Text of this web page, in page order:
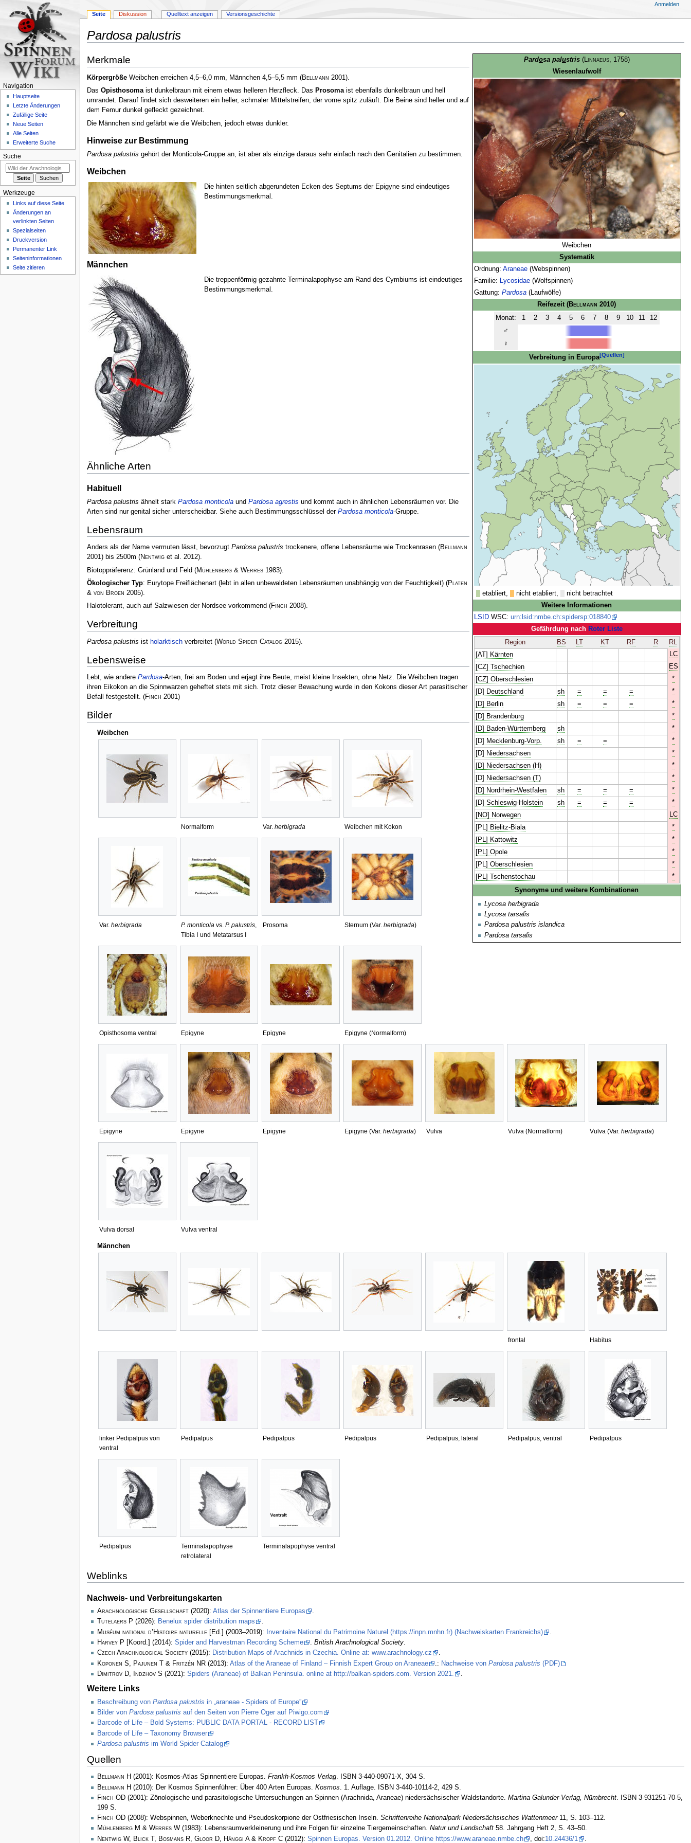
Pardosa palustris
Navigation
springen
Suche
springen
Pardosa palustris (Linnaeus, 1758)
Wiesenlaufwolf
Weibchen
Systematik
Ordnung: Araneae(Webspinnen)
Familie: Lycosidae(Wolfspinnen)
Gattung: Pardosa(Laufwölfe)
Reifezeit(Bellmann 2010)
Monat:
1 2 3 4 5 6 7 8 9 10 11
12
♂
♀
Verbreitung in Europa[Quellen]
etabliert, nicht etabliert,
nicht betrachtet
Weitere Informationen
LSIDWSC: urn:lsid:nmbe.ch:spidersp:018840
Gefährdung nach Roter Liste
Region
BS LT KT RF R
RL
[AT] Kärnten
LC
[CZ] Tschechien
ES
[CZ] Oberschlesien
*
[D] Deutschland
sh = = =
*
[D] Berlin
sh = = =
*
[D] Brandenburg
*
[D] Baden-Württemberg
sh
*
[D] Mecklenburg-Vorp.
sh = =
*
[D] Niedersachsen
*
[D] Niedersachsen (H)
*
[D] Niedersachsen (T)
*
[D] Nordrhein-Westfalen
sh = = =
*
[D] Schleswig-Holstein
sh = = =
*
[NO] Norwegen
LC
[PL] Bielitz-Biala
*
[PL] Kattowitz
*
[PL] Opole
*
[PL] Oberschlesien
*
[PL] Tschenstochau
*
Synonyme und weitere Kombinationen
Lycosa herbigrada
Lycosa tarsalis
Pardosa palustris islandica
Pardosa tarsalis
Merkmale
KörpergrößeWeibchen erreichen 4,5–6,0 mm, Männchen 4,5–5,5 mm (Bellmann 2001).
Das Opisthosomaist dunkelbraun mit einem etwas helleren Herzfleck. Das Prosomaist ebenfalls dunkelbraun und hell
umrandet. Darauf findet sich desweiteren ein heller, schmaler Mittelstreifen, der vorne spitz zuläuft. Die Beine sind heller und auf
dem Femur dunkel gefleckt gezeichnet.
Die Männchen sind gefärbt wie die Weibchen, jedoch etwas dunkler.
Hinweise zur Bestimmung
Pardosa palustris gehört der Monticola-Gruppe an, ist aber als einzige daraus sehr einfach nach den Genitalien zu bestimmen.
Weibchen
Die hinten seitlich abgerundeten Ecken des Septums der Epigyne sind eindeutiges
Bestimmungsmerkmal.
Männchen
Die treppenförmig gezahnte Terminalapophyse am Rand des Cymbiums ist eindeutiges
Bestimmungsmerkmal.
Ähnliche Arten
Habituell
Pardosa palustris ähnelt stark Pardosa monticolaund Pardosa agrestis und kommt auch in ähnlichen Lebensräumen vor. Die
Arten sind nur genital sicher unterscheidbar. Siehe auch Bestimmungsschlüssel der Pardosa monticola-Gruppe.
Lebensraum
Anders als der Name vermuten lässt, bevorzugt Pardosa palustris trockenere, offene Lebensräume wie Trockenrasen (Bellmann
2001)bis 2500m (Nentwiget al. 2012).
Biotoppräferenz: Grünland und Feld (Mühlenberg & Werres1983).
Ökologischer Typ: Eurytope Freiflächenart (lebt in allen unbewaldeten Lebensräumen unabhängig von der Feuchtigkeit) (Platen
& von Broen 2005).
Halotolerant, auch auf Salzwiesen der Nordsee vorkommend (Finch 2008).
Verbreitung
Pardosa palustris ist holarktischverbreitet (World Spider Catalog2015).
Lebensweise
Lebt, wie andere Pardosa-Arten, frei am Boden und erjagt ihre Beute, meist kleine Insekten, ohne Netz. Die Weibchen tragen
ihren Eikokon an die Spinnwarzen geheftet stets mit sich. Trotz dieser Bewachung wurde in den Kokons dieser Art parasitischer
Befall festgestellt. (Finch 2001)
Bilder
Weibchen
Normalform Var. herbigrada Weibchen mit Kokon
Var. herbigrada P. monticolavs. P. palustris,
Tibia Ⅰ und Metatarsus Ⅰ
Prosoma Sternum (Var. herbigrada)
Opisthosoma ventral Epigyne Epigyne Epigyne (Normalform)
Epigyne Epigyne Epigyne Epigyne (Var. herbigrada) Vulva Vulva (Normalform) Vulva (Var. herbigrada)
Vulva dorsal Vulva ventral
Männchen
frontal Habitus
linker Pedipalpus von
ventral
Pedipalpus Pedipalpus Pedipalpus Pedipalpus, lateral Pedipalpus, ventral Pedipalpus
Pedipalpus
Terminalapophyse
retrolateral
Terminalapophyse ventral
Weblinks
Nachweis- und Verbreitungskarten
Arachnologische Gesellschaft(2020): Atlas der Spinnentiere Europas
.
Tutelaers P (2026): Benelux spider distribution maps
.
Muséum national d’Histoire naturelle[Ed.] (2003–2019): Inventaire National du Patrimoine Naturel (https://inpn.mnhn.fr) (Nachweiskarten Frankreichs)
Harvey P [Koord.] (2014): Spider and Harvestman Recording Scheme . British Arachnological Society.
Czech Arachnological Society(2015): Distribution Maps of Arachnids in Czechia. Online at: www.arachnology.cz
.
Koponen S, Pajunen T & Fritzén NR(2013): Atlas of the Araneae of Finland – Finnish Expert Group on Araneae .: Nachweise von Pardosa palustris (PDF)
Dimitrov D, Indzhov S (2021): Spiders (Araneae) of Balkan Peninsula. online at http://balkan-spiders.com. Version 2021. .
Weitere Links
Beschreibung von Pardosa palustris in „araneae - Spiders of Europe”
Bilder von Pardosa palustris auf den Seiten von Pierre Oger auf Piwigo.com
Barcode of Life – Bold Systems: PUBLIC DATA PORTAL - RECORD LIST
Barcode of Life – Taxonomy Browser
Pardosa palustris im World Spider Catalog
Quellen
Bellmann H (2001): Kosmos-Atlas Spinnentiere Europas. Frankh-Kosmos Verlag. ISBN 3-440-09071-X, 304 S.
Bellmann H (2010): Der Kosmos Spinnenführer: Über 400 Arten Europas. Kosmos . 1. Auflage. ISBN 3-440-10114-2, 429 S.
Finch OD(2001): Zönologische und parasitologische Untersuchungen an Spinnen (Arachnida, Araneae) niedersächsischer Waldstandorte. Martina Galunder-Verlag, Nümbrecht. ISBN 3-931251-70-5,
199 S.
Finch OD(2008): Webspinnen, Weberknechte und Pseudoskorpione der Ostfriesischen Inseln. Schriftenreihe Nationalpark Niedersächsisches Wattenmeer11, S. 103–112.
Mühlenberg M & Werres W(1983): Lebensraumverkleinerung und ihre Folgen für einzelne Tiergemeinschaften. Natur und Landschaft58. Jahrgang Heft 2, S. 43–50.
Nentwig W, Blick T, Bosmans R, Gloor D, Hänggi A & Kropf C(2012): Spinnen Europas. Version 01.2012. Online https://www.araneae.nmbe.ch , doi:10.24436/1
Seite Diskussion Quelltext anzeigen Versionsgeschichte
Anmelden
Navigation
Hauptseite
Letzte Änderungen
Zufällige Seite
Neue Seiten
Alle Seiten
Erweiterte Suche
Suche
Werkzeuge
Links auf diese Seite
Änderungen an
verlinkten Seiten
Spezialseiten
Druckversion
Permanenter Link
Seiten­­informationen
Seite zitieren